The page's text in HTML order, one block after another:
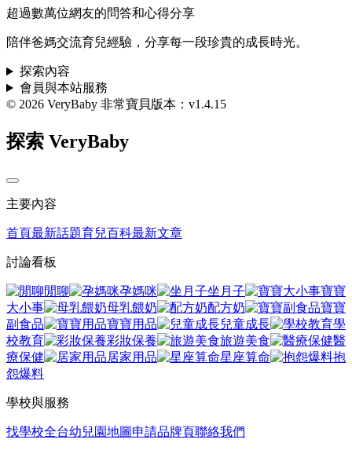
超過數萬位網友的問答和心得分享
陪伴爸媽交流育兒經驗，分享每一段珍貴的成長時光。
探索內容
會員與本站服務
© 2026 VeryBaby 非常寶貝版本：v1.4.15
探索 VeryBaby
主要內容
首頁最新話題育兒百科最新文章
討論看板
閒聊 孕媽咪 坐月子
寶寶
大小事
母乳餵奶 配方奶
寶寶
副食品
寶寶用品 兒童成長
學
校教育
彩妝保養 旅遊美食
醫
療保健
居家用品 星座算命
抱
怨爆料
學校與服務
找學校全台幼兒園地圖 申請品牌頁聯絡我們